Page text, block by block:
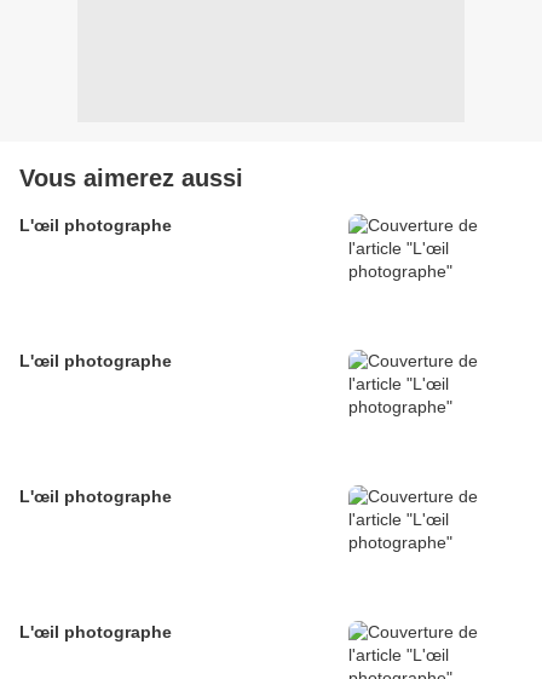
Vous aimerez aussi
L'œil photographe
L'œil photographe
L'œil photographe
L'œil photographe